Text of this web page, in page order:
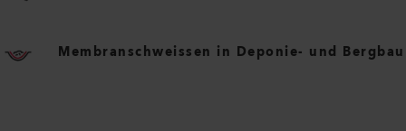
Membranschweissen in Deponie- und Bergbau